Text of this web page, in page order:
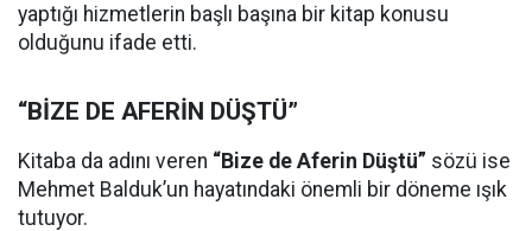
yaptığı hizmetlerin başlı başına bir kitap konusu
olduğunu ifade etti.
“BİZE DE AFERİN DÜŞTÜ”
Kitaba da adını veren “Bize de Aferin Düştü” sözü ise
Mehmet Balduk’un hayatındaki önemli bir döneme ışık
tutuyor.